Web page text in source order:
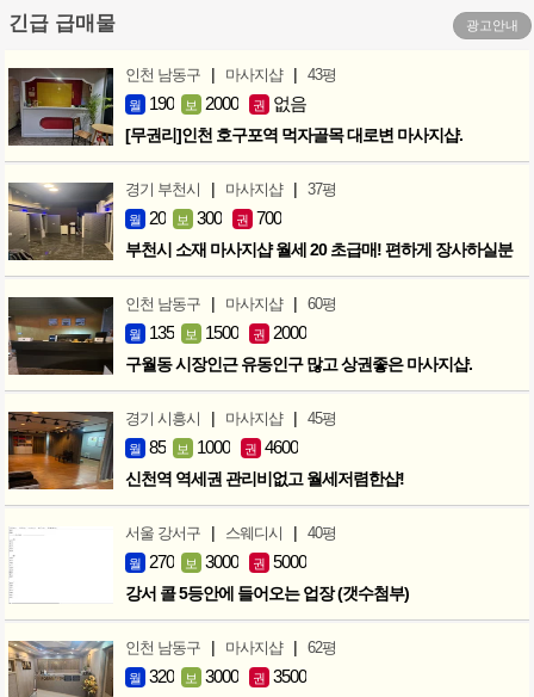
긴급 급매물 광고안내
인천 남동구 | 마사지샵 | 43평
월 190 보 2000 권 없음
[무권리]인천 호구포역 먹자골목 대로변 마사지샵.
경기 부천시 | 마사지샵 | 37평
월 20 보 300 권 700
부천시 소재 마사지샵 월세 20 초급매! 편하게 장사하실분
인천 남동구 | 마사지샵 | 60평
월 135 보 1500 권 2000
구월동 시장인근 유동인구 많고 상권좋은 마사지샵.
경기 시흥시 | 마사지샵 | 45평
월 85 보 1000 권 4600
신천역 역세권 관리비없고 월세저렴한샵!
서울 강서구 | 스웨디시 | 40평
월 270 보 3000 권 5000
강서 콜 5등안에 들어오는 업장 (갯수첨부)
인천 남동구 | 마사지샵 | 62평
월 320 보 3000 권 3500